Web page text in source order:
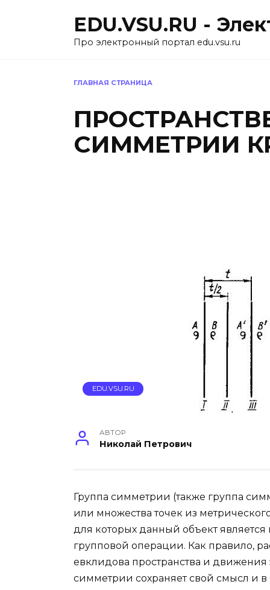
EDU.VSU.RU -
Про электронный портал edu.vsu.ru
ГЛАВНАЯ СТРАНИЦА
СИММЕТРИИ
EDU.VSU.RU
АВТОР
Николай Петрович
Группа симметрии (также группа
или множества точек из
для которых данный объект
групповой операции. Как правило,
евклидова пространства и движения
симметрии сохраняет свой смысл и в